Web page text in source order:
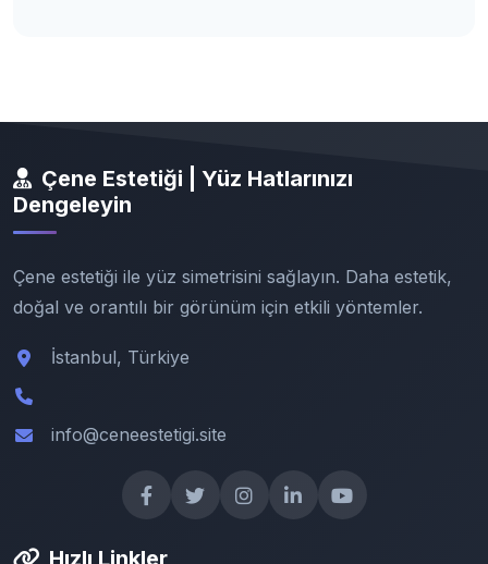
Çene Estetiği | Yüz Hatlarınızı
Dengeleyin
Çene estetiği ile yüz simetrisini sağlayın. Daha estetik,
doğal ve orantılı bir görünüm için etkili yöntemler.
İstanbul, Türkiye
info@ceneestetigi.site
Hızlı Linkler